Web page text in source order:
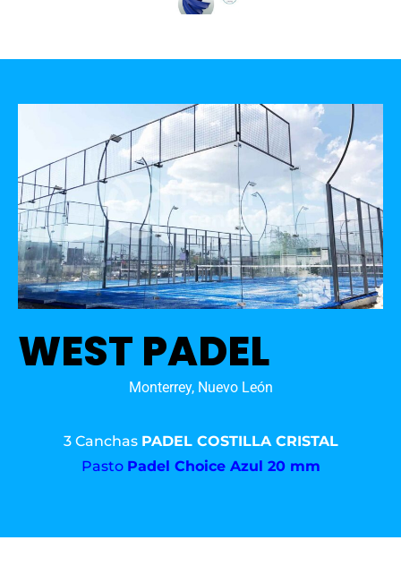
WEST PADEL
Monterrey, Nuevo León
3 Canchas PADEL COSTILLA CRISTAL
Pasto Padel Choice Azul 20 mm